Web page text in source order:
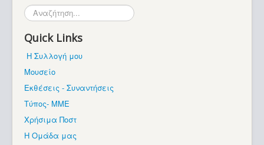
Μουσείο
Αναζήτηση...
Quick Links
Η Συλλογή μου
Μουσείο
Εκθέσεις - Συναντήσεις
Τύπος- ΜΜΕ
Χρήσιμα Ποστ
Η Ομάδα μας